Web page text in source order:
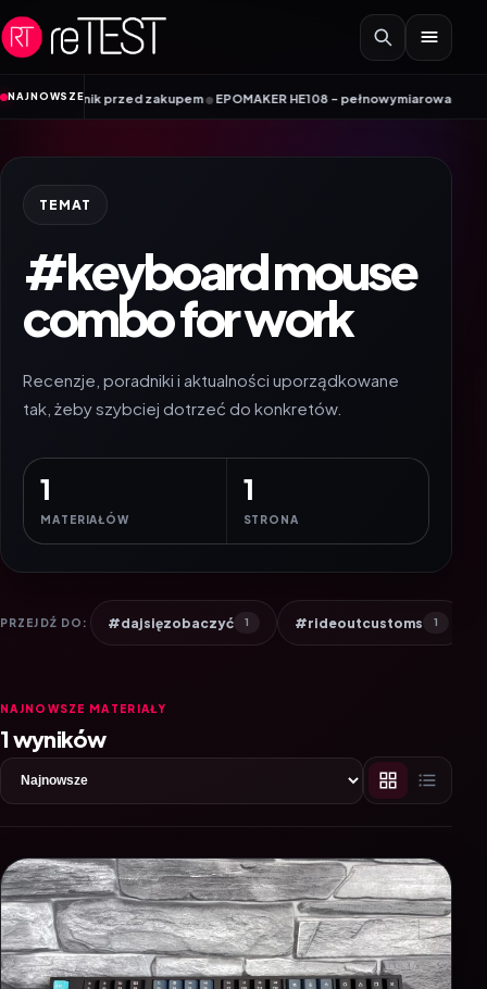
Przejdź do treści
NAJNOWSZEprzed zakupem•EPOMAKER HE108 – pełnowymiarowa klawiatura
TEMAT
#keyboard mouse
combo for work
Recenzje, poradniki i aktualności uporządkowane
tak, żeby szybciej dotrzeć do konkretów.
1
MATERIAŁÓW
1
STRONA
PRZEJDŹ DO: #dajsięzobaczyć 1 #rideoutcustoms 1
NAJNOWSZE MATERIAŁY
1 wyników